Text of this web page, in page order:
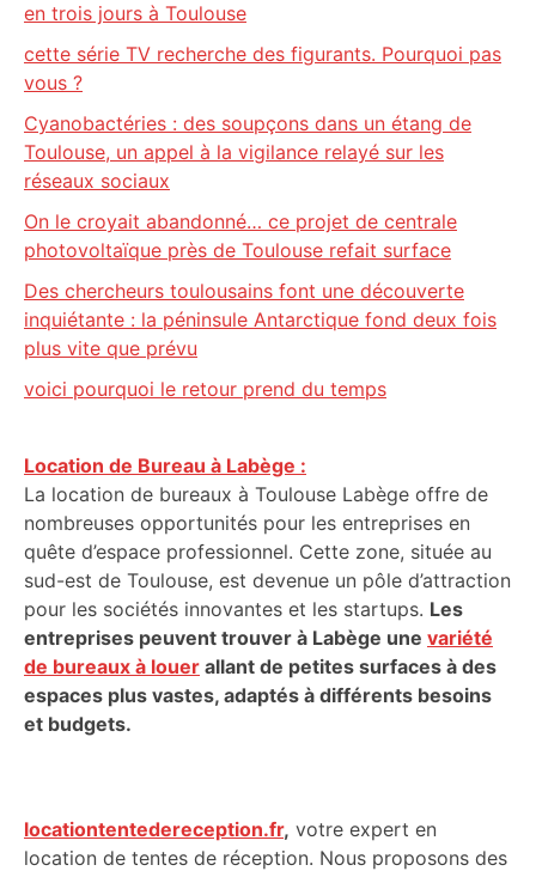
en trois jours à Toulouse
cette série TV recherche des figurants. Pourquoi pas
vous ?
Cyanobactéries : des soupçons dans un étang de
Toulouse, un appel à la vigilance relayé sur les
réseaux sociaux
On le croyait abandonné… ce projet de centrale
photovoltaïque près de Toulouse refait surface
Des chercheurs toulousains font une découverte
inquiétante : la péninsule Antarctique fond deux fois
plus vite que prévu
voici pourquoi le retour prend du temps
Location de Bureau à Labège :
La location de bureaux à Toulouse Labège offre de
nombreuses opportunités pour les entreprises en
quête d’espace professionnel. Cette zone, située au
sud-est de Toulouse, est devenue un pôle d’attraction
pour les sociétés innovantes et les startups. Les
entreprises peuvent trouver à Labège une variété
de bureaux à louer allant de petites surfaces à des
espaces plus vastes, adaptés à différents besoins
et budgets.
locationtentedereception.fr, votre expert en
location de tentes de réception. Nous proposons des